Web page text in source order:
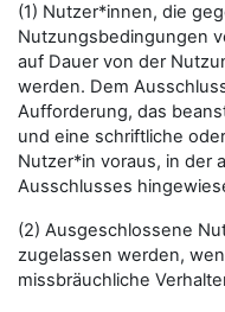
(1) Nutzer*innen, die
Nutzungsbedingungen
auf Dauer von der
werden. Dem
Aufforderung, das
und eine schriftliche
Nutzer*in voraus, in der
Ausschlusses
(2) Ausgeschlossene
zugelassen werden,
missbräuchliche